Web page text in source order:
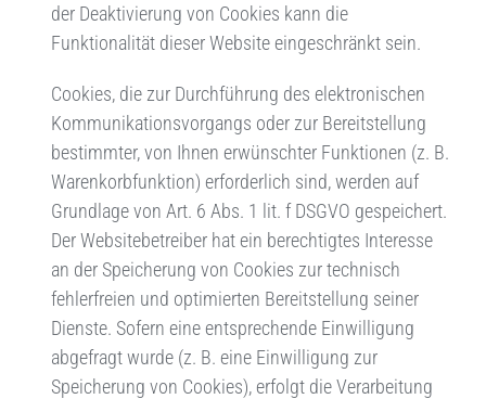
der Deaktivierung von Cookies kann die
Funktionalität dieser Website eingeschränkt sein.
Cookies, die zur Durchführung des elektronischen
Kommunikationsvorgangs oder zur Bereitstellung
bestimmter, von Ihnen erwünschter Funktionen (z. B.
Warenkorbfunktion) erforderlich sind, werden auf
Grundlage von Art. 6 Abs. 1 lit. f DSGVO gespeichert.
Der Websitebetreiber hat ein berechtigtes Interesse
an der Speicherung von Cookies zur technisch
fehlerfreien und optimierten Bereitstellung seiner
Dienste. Sofern eine entsprechende Einwilligung
abgefragt wurde (z. B. eine Einwilligung zur
Speicherung von Cookies), erfolgt die Verarbeitung